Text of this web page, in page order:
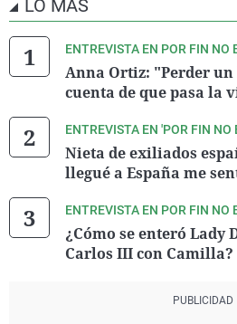
LO MÁS
ENTREVISTA EN POR FIN NO
Anna Ortiz: "Perder
cuenta de que pasa la
ENTREVISTA EN 'POR FIN NO
Nieta de exiliados
llegué a España me
ENTREVISTA EN POR FIN NO
¿Cómo se enteró
Carlos III con Camilla?